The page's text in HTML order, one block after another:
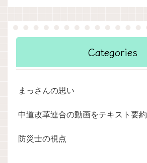
Categories
まっさんの思い
中道改革連合の動画をテキスト要約
防災士の視点